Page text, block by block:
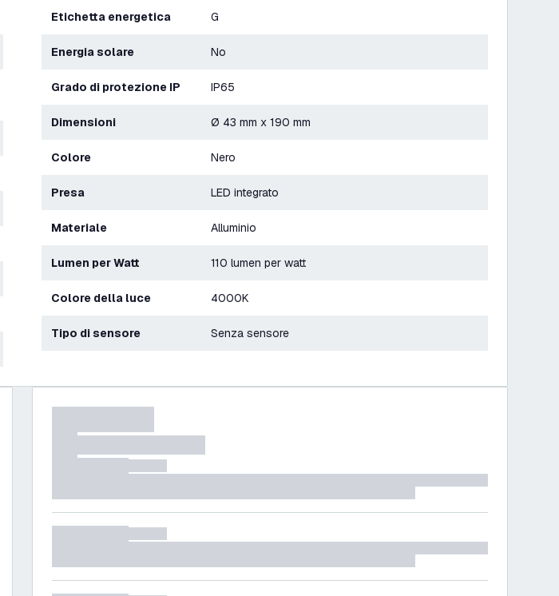
Etichetta energetica G
energia solare No
Grado di protezione IP IP65
Dimensioni Ø 43 mm x 190 mm
Colore Nero
Presa LED integrato
Materiale Alluminio
Lumen per Watt 110 lumen per watt
Colore della luce 4000K
Tipo di sensore Senza sensore